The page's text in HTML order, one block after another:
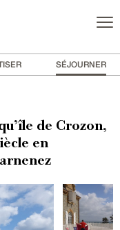
SÉJOURNER
de Crozon,
en